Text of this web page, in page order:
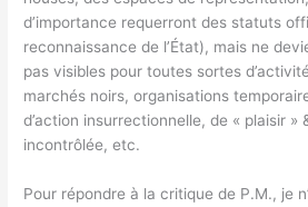
d’importance requerront des statuts
reconnaissance de l’État), mais ne
pas visibles pour toutes sortes
marchés noirs, organisations
d’action insurrectionnelle, de « plaisir »
incontrôlée, etc.
Pour répondre à la critique de P.M., je